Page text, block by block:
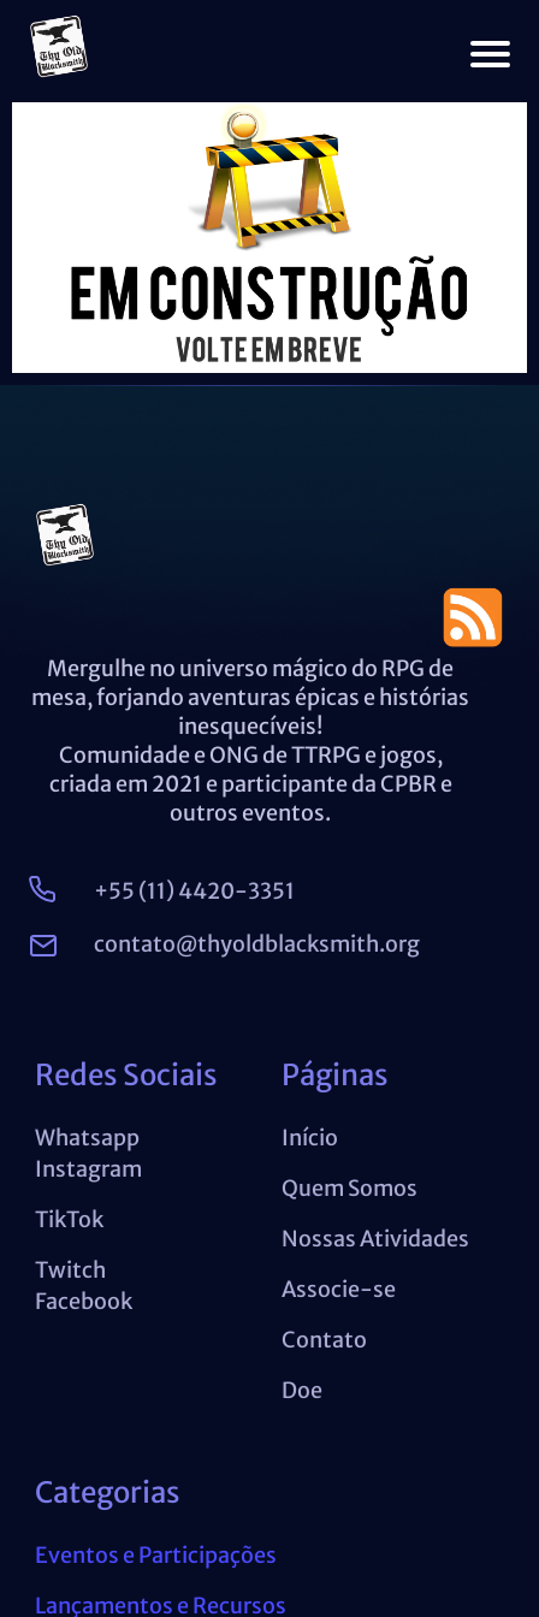
Mergulhe no universo mágico do RPG de
mesa, forjando aventuras épicas e histórias
inesquecíveis!
Comunidade e ONG de TTRPG e jogos,
criada em 2021 e participante da CPBR e
outros eventos.
+55 (11) 4420-3351
contato@thyoldblacksmith.org
Redes Sociais
Whatsapp
Instagram
TikTok
Twitch
Facebook
Páginas
Início
Quem Somos
Nossas Atividades
Associe-se
Contato
Doe
Categorias
Eventos e Participações
Lançamentos e Recursos